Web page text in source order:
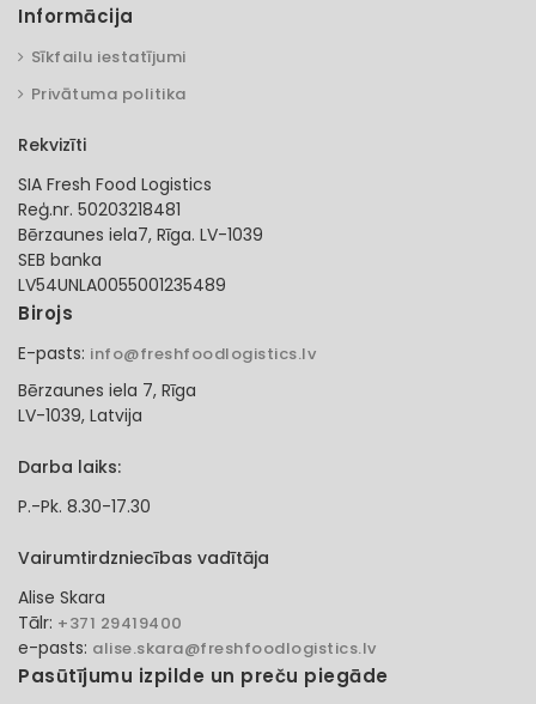
Informācija
Sīkfailu iestatījumi
Privātuma politika
Rekvizīti
SIA Fresh Food Logistics
Reģ.nr. 50203218481
Bērzaunes iela7, Rīga. LV-1039
SEB banka
LV54UNLA0055001235489
Birojs
E-pasts: info@freshfoodlogistics.lv
Bērzaunes iela 7, Rīga
LV-1039, Latvija
Darba laiks:
P.-Pk. 8.30-17.30
Vairumtirdzniecības vadītāja
Alise Skara
Tālr: +371 29419400
e-pasts: alise.skara@freshfoodlogistics.lv
Pasūtījumu izpilde un preču piegāde